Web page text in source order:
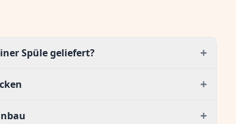
Spüle geliefert? +
+
+